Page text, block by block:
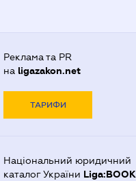
Реклама та PR
на ligazakon.net
ТАРИФИ
Національний юридичний
каталог України Liga:BOOK